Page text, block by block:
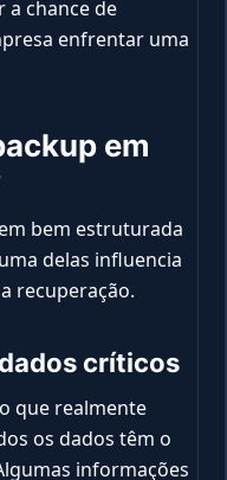
a chance de
enfrentar uma
em
bem estruturada
delas influencia
recuperação.
críticos
que realmente
os dados têm o
informações